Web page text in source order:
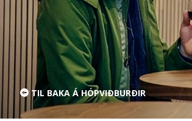
TIL BAKA Á HÓPVIÐBURÐIR